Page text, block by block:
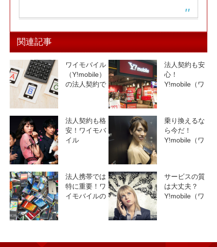
関連記事
ワイモバイル
（Y!mobile）
の法人契約で
法人契約も安
心！
Y!mobile（ワ
法人契約も格
安！ワイモバ
イル
乗り換えるな
ら今だ！
Y!mobile（ワ
法人携帯では
特に重要！ワ
イモバイルの
サービスの質
は大丈夫？
Y!mobile（ワ